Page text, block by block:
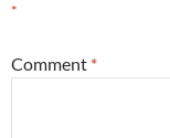
*
Comment *